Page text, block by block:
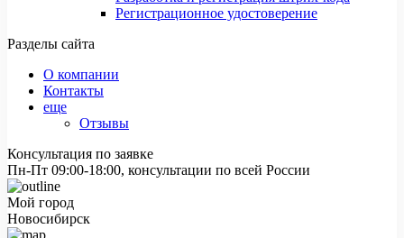
Регистрационное удостоверение
Разделы сайта
О компании
Контакты
еще
Отзывы
Консультация по заявке
Пн-Пт 09:00-18:00, консультации по всей России
Мой город
Новосибирск